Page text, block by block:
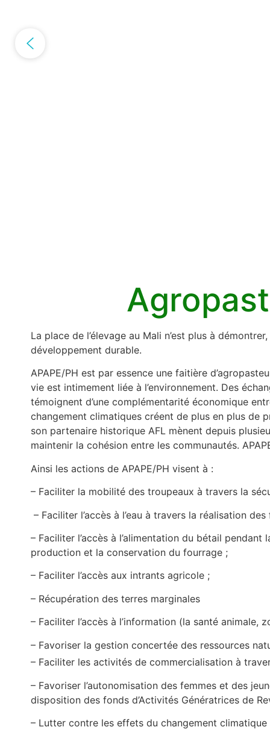
La place de l’élevage au Mali n’est plus à
développement durable.
APAPE/PH est par essence une faitière
vie est intimement liée à l’environnement. Des
témoignent d’une complémentarité économique
changement climatiques créent de plus en plus de
son partenaire historique AFL mènent depuis
maintenir la cohésion entre les communautés.
Ainsi les actions de APAPE/PH visent à :
– Faciliter la mobilité des troupeaux à travers la
– Faciliter l’accès à l’eau à travers la réalisation
– Faciliter l’accès à l’alimentation du bétail
production et la conservation du fourrage ;
– Faciliter l’accès aux intrants agricole ;
– Récupération des terres marginales
– Faciliter l’accès à l’information (la santé
– Favoriser la gestion concertée des ressources
– Faciliter les activités de commercialisation à
– Favoriser l’autonomisation des femmes et des
disposition des fonds d’Activités Génératrices de
– Lutter contre les effets du changement climatique